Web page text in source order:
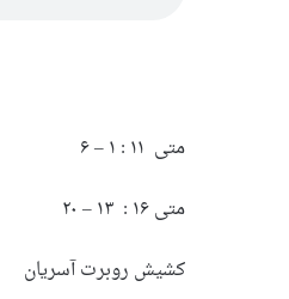
متی ۱۱ : ۱ – ۶
متی ۱۶ : ۱۳ – ۲۰
کشیش روبرت آسریان